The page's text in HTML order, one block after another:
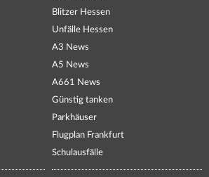
Blitzer Hessen
Unfälle Hessen
A3 News
A5 News
A661 News
Günstig tanken
Parkhäuser
Flugplan Frankfurt
Schulausfälle